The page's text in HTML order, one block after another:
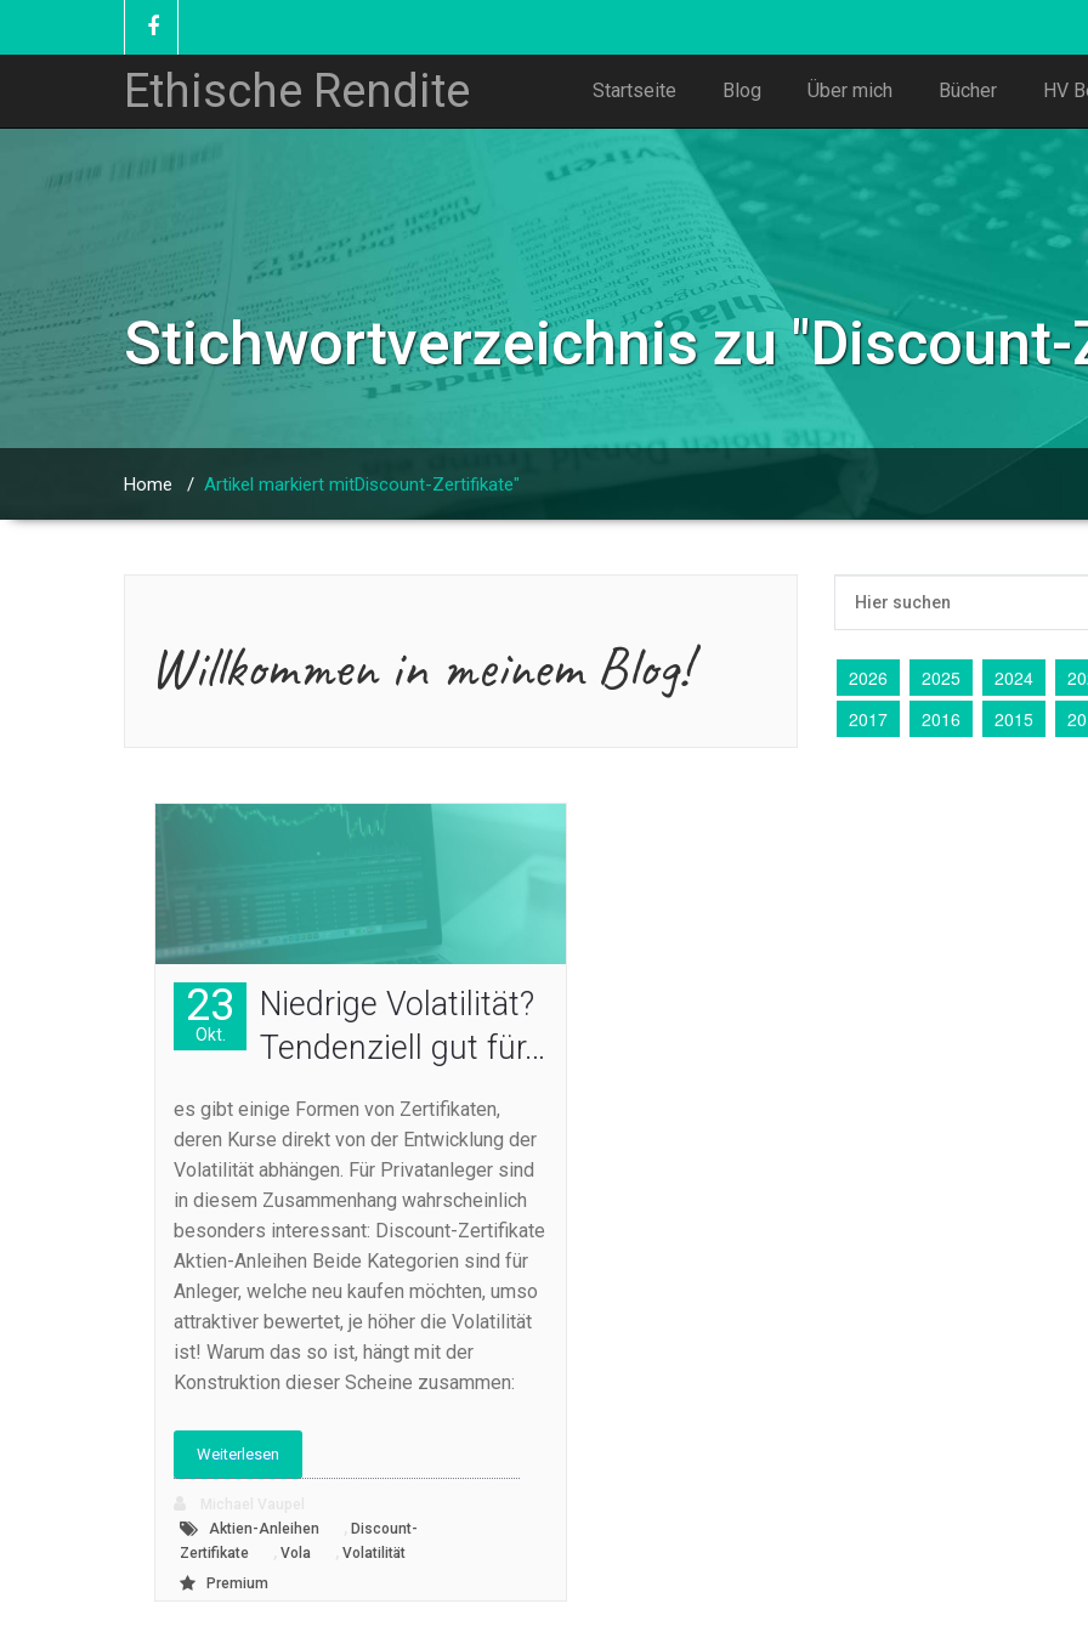
Ethische Rendite Startseite Blog Über mich Bücher HV
Stichwortverzeichnis zu "
Home / Artikel markiert mitDiscount-Zertifikate"
Willkommen in meinem Blog! 2026 2025 2024
2017
2016 2015
23
Okt.
Niedrige Volatilität?
Tendenziell gut für…
es gibt einige Formen von Zertifikaten,
deren Kurse direkt von der Entwicklung der
Volatilität abhängen. Für Privatanleger sind
in diesem Zusammenhang wahrscheinlich
besonders interessant: Discount-Zertifikate
Aktien-Anleihen Beide Kategorien sind für
Anleger, welche neu kaufen möchten, umso
attraktiver bewertet, je höher die Volatilität
ist! Warum das so ist, hängt mit der
Konstruktion dieser Scheine zusammen:
Weiterlesen
Aktien-Anleihen
Discount-
Zertifikate
Vola
Volatilität
Premium